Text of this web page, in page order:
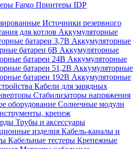
Fargo Принтеры IDP
Источники резервного
для котлов Аккумуляторные
батареи 3,7В Аккумуляторные
батареи 6В Аккумуляторные
батареи 24В Аккумуляторные
батареи 51,2В Аккумуляторные
батареи 192В Аккумуляторные
Кабели для зарядных
Стабилизаторы напряжения
оборудование Солнечные модули
крепеж
Трубы и аксессуары
изделия Кабель-каналы и
Кабельные тестеры Крепежные